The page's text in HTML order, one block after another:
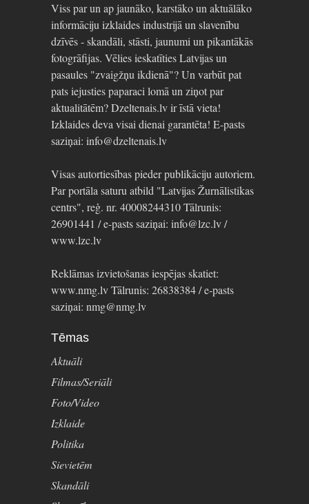
Viss par un ap jaunāko, karstāko un aktuālāko
informāciju izklaides industrijā un slavenību
dzīvēs - skandāli, stāsti, jaunumi un pikantākās
fotogrāfijas. Vēlies ieskatīties Latvijas un
pasaules "zvaigžņu ikdienā"? Un varbūt pat
pats iejusties paparaci lomā un ziņot par
aktualitātēm? Dzeltenais.lv ir īstā vieta!
Izklaides deva visai dienai garantēta! E-pasts
saziņai: info@dzeltenais.lv
Visas autortiesības pieder publikāciju autoriem.
Par portāla saturu atbild "Latvijas Žurnālistikas
centrs", reģ. nr. 40008244310 Tālrunis:
26901441 / e-pasts saziņai: info@lzc.lv /
www.lzc.lv
Reklāmas izvietošanas iespējas skatiet:
www.nmg.lv Tālrunis: 26838384 / e-pasts
saziņai: nmg@nmg.lv
Tēmas
Aktuāli
Filmas/Seriāli
Foto/Video
Izklaide
Politika
Sievietēm
Skandāli